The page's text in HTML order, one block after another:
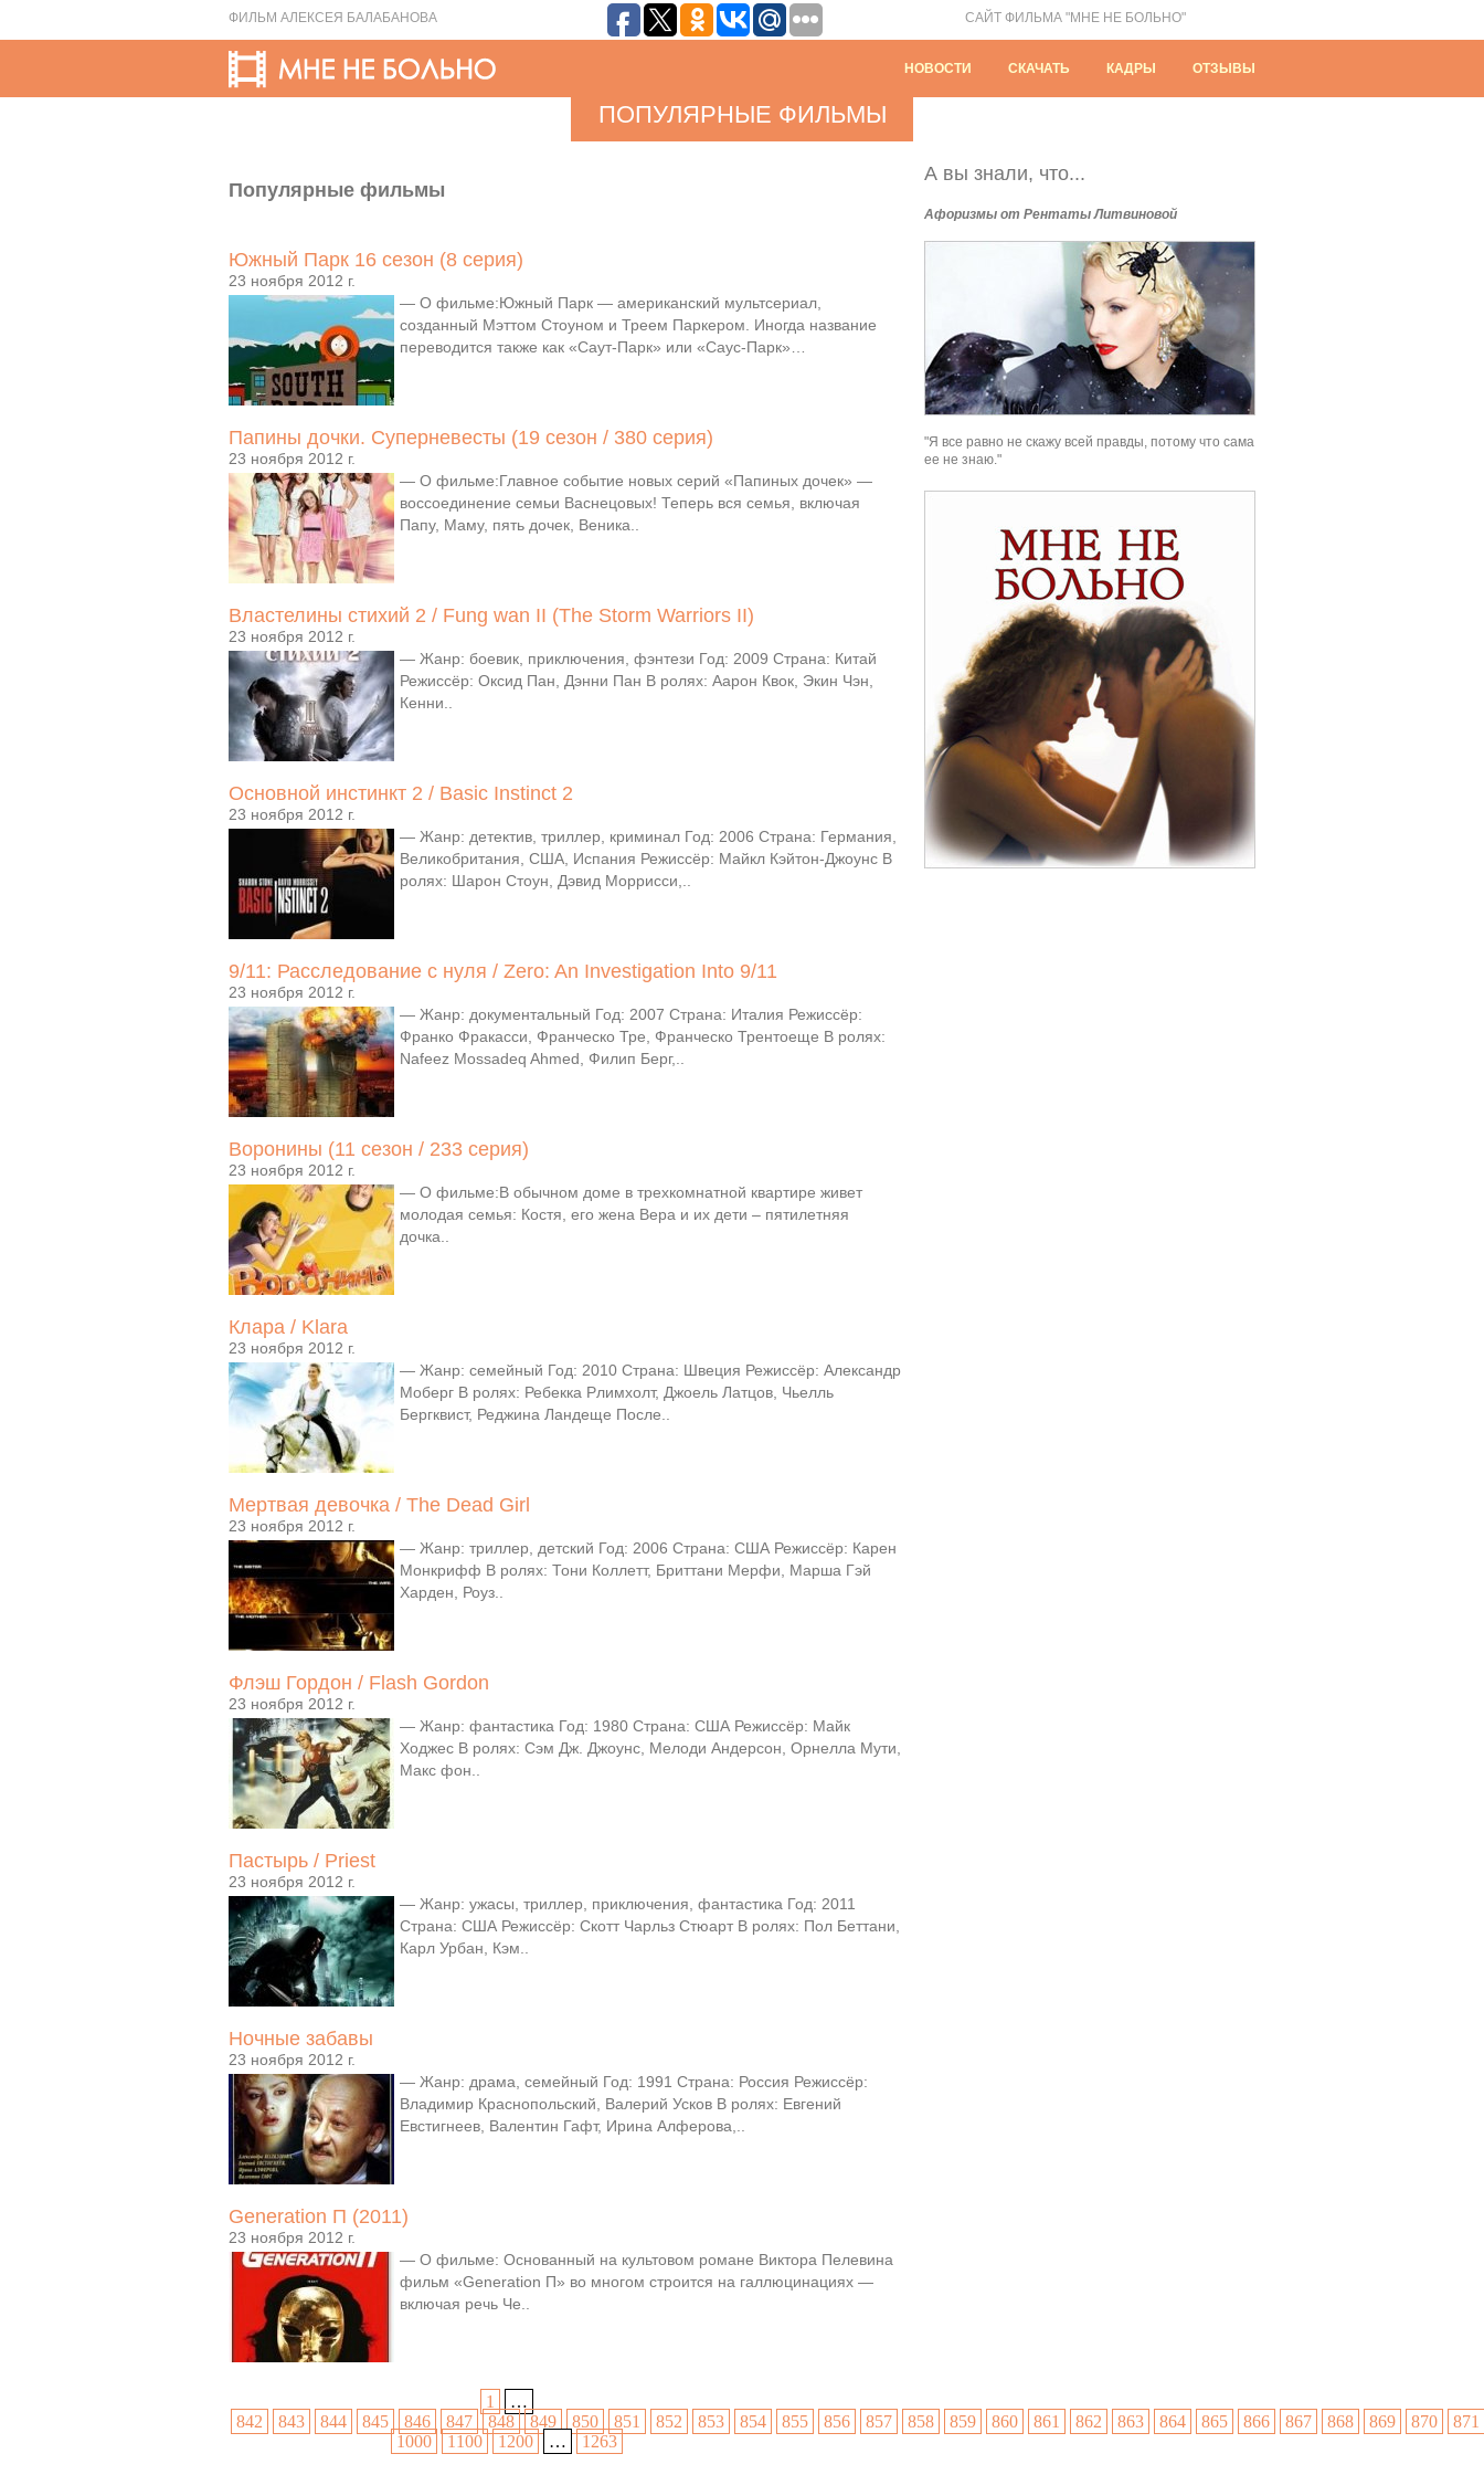
ФИЛЬМ АЛЕКСЕЯ БАЛАБАНОВА САЙТ ФИЛЬМА "МНЕ НЕ БОЛЬНО"
НОВОСТИ СКАЧАТЬ КАДРЫ ОТЗЫВЫ
ПОПУЛЯРНЫЕ ФИЛЬМЫ
Популярные фильмы
Южный Парк 16 сезон (8 серия)
23 ноября 2012 г.
— О фильме:Южный Парк — американский мультсериал,
созданный Мэттом Стоуном и Треем Паркером. Иногда название
переводится также как «Саут-Парк» или «Саус-Парк»…
Папины дочки. Суперневесты (19 сезон / 380 серия)
23 ноября 2012 г.
— О фильме:Главное событие новых серий «Папиных дочек» —
воссоединение семьи Васнецовых! Теперь вся семья, включая
Папу, Маму, пять дочек, Веника..
Властелины стихий 2 / Fung wan II (The Storm Warriors II)
23 ноября 2012 г.
— Жанр: боевик, приключения, фэнтези Год: 2009 Страна: Китай
Режиссёр: Оксид Пан, Дэнни Пан В ролях: Аарон Квок, Экин Чэн,
Кенни..
Основной инстинкт 2 / Basic Instinct 2
23 ноября 2012 г.
— Жанр: детектив, триллер, криминал Год: 2006 Страна: Германия,
Великобритания, США, Испания Режиссёр: Майкл Кэйтон-Джоунс В
ролях: Шарон Стоун, Дэвид Моррисси,..
9/11: Расследование с нуля / Zero: An Investigation Into 9/11
23 ноября 2012 г.
— Жанр: документальный Год: 2007 Страна: Италия Режиссёр:
Франко Фракасси, Франческо Тре, Франческо Трентоеще В ролях:
Nafeez Mossadeq Ahmed, Филип Берг,..
Воронины (11 сезон / 233 серия)
23 ноября 2012 г.
— О фильме:В обычном доме в трехкомнатной квартире живет
молодая семья: Костя, его жена Вера и их дети – пятилетняя
дочка..
Клара / Klara
23 ноября 2012 г.
— Жанр: семейный Год: 2010 Страна: Швеция Режиссёр: Александр
Моберг В ролях: Ребекка Рлимхолт, Джоель Латцов, Чьелль
Бергквист, Реджина Ландеще После..
Мертвая девочка / The Dead Girl
23 ноября 2012 г.
— Жанр: триллер, детский Год: 2006 Страна: США Режиссёр: Карен
Монкрифф В ролях: Тони Коллетт, Бриттани Мерфи, Марша Гэй
Харден, Роуз..
Флэш Гордон / Flash Gordon
23 ноября 2012 г.
— Жанр: фантастика Год: 1980 Страна: США Режиссёр: Майк
Ходжес В ролях: Сэм Дж. Джоунс, Мелоди Андерсон, Орнелла Мути,
Макс фон..
Пастырь / Priest
23 ноября 2012 г.
— Жанр: ужасы, триллер, приключения, фантастика Год: 2011
Страна: США Режиссёр: Скотт Чарльз Стюарт В ролях: Пол Беттани,
Карл Урбан, Кэм..
Ночные забавы
23 ноября 2012 г.
— Жанр: драма, семейный Год: 1991 Страна: Россия Режиссёр:
Владимир Краснопольский, Валерий Усков В ролях: Евгений
Евстигнеев, Валентин Гафт, Ирина Алферова,..
Generation П (2011)
23 ноября 2012 г.
— О фильме: Основанный на культовом романе Виктора Пелевина
фильм «Generation П» во многом строится на галлюцинациях —
включая речь Че..
1
…
842
843 844 845 846 847 848 849 850 851 852 853 854 855 856 857 858 859 860 861 862 863 864 865 866 867 868 869 870
871
1000
1100 1200 … 1263
А вы знали, что...
Афоризмы от Рентаты Литвиновой
"Я все равно не скажу всей правды, потому что сама
ее не знаю."